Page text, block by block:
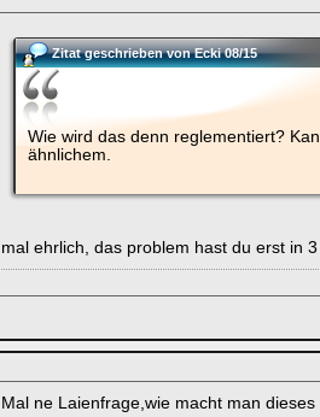
Zitat geschrieben von Ecki 08/15
Wie wird das denn reglementiert?
ähnlichem.
mal ehrlich, das problem hast du erst in
Mal ne Laienfrage,wie macht man dieses